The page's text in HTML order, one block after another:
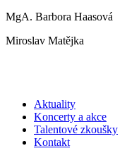
MgA. Barbora Haasová
Miroslav Matějka
Aktuality
Koncerty a akce
Talentové zkoušky
Kontakt